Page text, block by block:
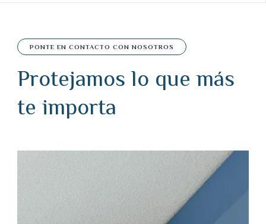
PONTE EN CONTACTO CON NOSOTROS
Protejamos lo que más
te importa